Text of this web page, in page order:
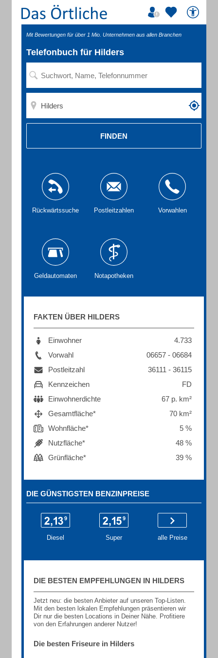
Mit Bewertungen für über 1 Mio. Unternehmen aus allen Branchen
Telefonbuch für Hilders
FINDEN
Rückwärtssuche Postleitzahlen Vorwahlen
Geldautomaten Notapotheken
FAKTEN ÜBER HILDERS
Einwohner
4.733
Vorwahl
06657 - 06684
Postleitzahl
36111 - 36115
Kennzeichen
FD
Einwohnerdichte
67 p. km²
Gesamtfläche*
70 km²
Wohnfläche*
5 %
Nutzfläche*
48 %
Grünfläche*
39 %
DIE GÜNSTIGSTEN BENZINPREISE
Diesel Super alle Preise
DIE BESTEN EMPFEHLUNGEN IN HILDERS
Jetzt neu: die besten Anbieter auf unseren Top-Listen.
Mit den besten lokalen Empfehlungen präsentieren wir
Dir nur die besten Locations in Deiner Nähe. Profitiere
von den Erfahrungen anderer Nutzer!
Die besten Friseure in Hilders